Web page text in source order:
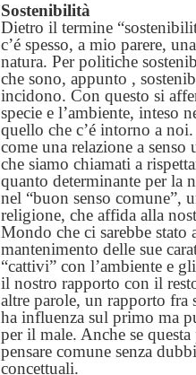
Sostenibilità
Dietro il termine
c’é spesso, a mio parere,
natura. Per politiche
che sono, appunto ,
incidono. Con questo si
specie e l’ambiente, inteso
quello che c’é intorno a
come una relazione a
che siamo chiamati a
quanto determinante per la
nel “buon senso comune”,
religione, che affida alla
Mondo che ci sarebbe
mantenimento delle sue
“cattivi” con l’ambiente e
il nostro rapporto con il
altre parole, un rapporto
ha influenza sul primo ma
per il male. Anche se
pensare comune senza
concettuali.